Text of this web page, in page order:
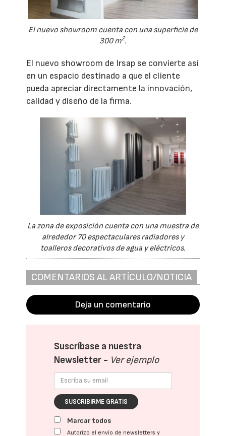
El nuevo showroom cuenta con una superficie de
300 m2.
El nuevo showroom de Irsap se convierte así
en un espacio destinado a que el cliente
pueda apreciar directamente la innovación,
calidad y diseño de la firma.
La zona de exposición cuenta con una muestra de
alrededor 70 espectaculares radiadores y
toalleros decorativos de agua y eléctricos.
COMENTARIOS AL ARTÍCULO/NOTICIA
Deja un comentario
Suscríbase a nuestra
Newsletter - Ver ejemplo
SUSCRIBIRME GRATIS
Marcar todos
Autorizo el envío de newsletters y